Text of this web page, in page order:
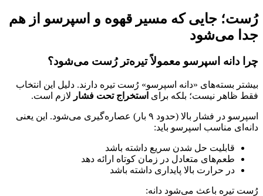
رُست؛ جایی که مسیر قهوه و اسپرسو از هم
جدا می‌شود
چرا دانه اسپرسو معمولاً تیره‌تر رُست می‌شود؟
بیشتر بسته‌های «دانه اسپرسو» رُست تیره دارند. دلیل این انتخاب
فقط ظاهر نیست؛ بلکه برای استخراج تحت فشار لازم است.
اسپرسو در فشار بالا (حدود ۹ بار) عصاره‌گیری می‌شود. این یعنی
دانه‌ای مناسب اسپرسو باید:
قابلیت حل شدن سریع داشته باشد
طعم‌های متعادل در زمان کوتاه ارائه دهد
در حرارت بالا پایداری داشته باشد
رُست تیره باعث می‌شود دانه: